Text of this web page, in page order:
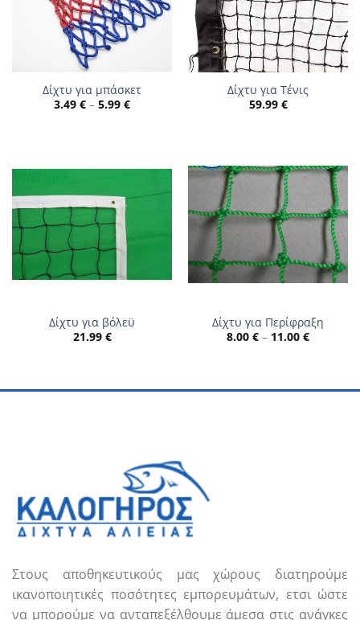
Δίχτυ για μπάσκετ
3.49 € – 5.99 €Price
range:
Δίχτυ για Τένις
59.99 €
Δίχτυ για βόλεϋ
21.99 €
Δίχτυ για Περίφραξη
8.00 € – 11.00 €Price
range:
Στους αποθηκευτικούς μας χώρους διατηρούμε
ικανοποιητικές ποσότητες εμπορευμάτων, ετσι ώστε
να μπορούμε να ανταπεξέλθουμε άμεσα στις ανάγκες